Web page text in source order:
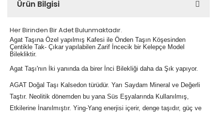
Ürün Bilgisi
Her Birinden Bir Adet Bulunmaktadır.
Agat Taşına Özel yapılmış Kafesi ile Önden Taşın Köşesinden
Çentikle Tak- Çıkar yapılabilen Zarif İncecik bir Kelepçe Model
Bilekliktir.
Agat Taşı'nın İki yanında da birer İnci Bilekliği daha da Şık yapıyor.
AGAT Doğal Taşı Kalsedon türüdür. Yarı Saydam Mineral ve Değerli
Taştır. Neolitik dönemden bu yana Süs Eşyalarında Kullanılmış,
Etkilerine İnanılmıştır. Ying-Yang enerjisi içerir, denge taşıdır, güç ve